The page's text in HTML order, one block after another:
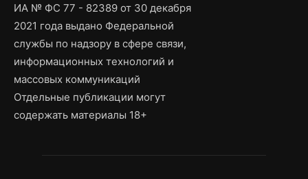
ИА № ФС 77 - 82389 от 30 декабря
2021 года выдано Федеральной
службы по надзору в сфере связи,
информационных технологий и
массовых коммуникаций
Отдельные публикации могут
содержать материалы 18+